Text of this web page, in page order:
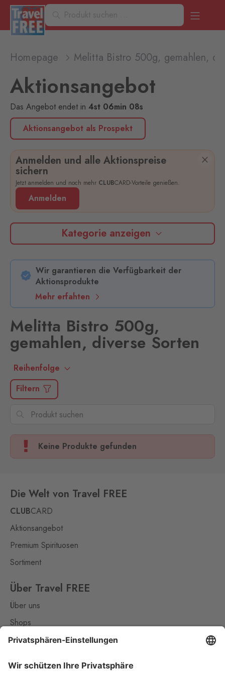
Homepage Melitta Bistro 500g, gemahlen,
Aktionsangebot
Das Angebot endet in 4st 06min 08s
Aktionsangebot als Prospekt
Anmelden und alle Aktionspreise
sichern
Jetzt anmelden und noch mehr CLUBCARD-Vorteile genießen.
Anmelden
Kategorie anzeigen
Wir garantieren die Verfügbarkeit der
Aktionsprodukte
Mehr erfahten
Melitta Bistro 500g,
gemahlen, diverse Sorten
Reihenfolge
Filtern
Keine Produkte gefunden
Die Welt von Travel FREE
CLUBCARD
Aktionsangebot
Premium Spirituosen
Sortiment
Über Travel FREE
Über uns
Shops
Kontakt
Nützliches